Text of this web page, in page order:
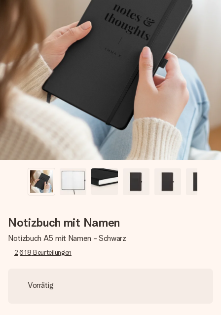
Unsere Geschenke begeistern. Kunden bewerten uns mit
4,8 bei Google Reviews (Gesamtergebnis aller Länder, in
die wir versenden).
+49 39292 929695
Montag - Freitag : 8:30 - 17:00 Uhr
Samstag - Sonntag : 8:30 - 13:00 Uhr
Notizbuch mit Namen
Notizbuch A5 mit Namen - Schwarz
2,618 Beurteilungen
Vorrätig